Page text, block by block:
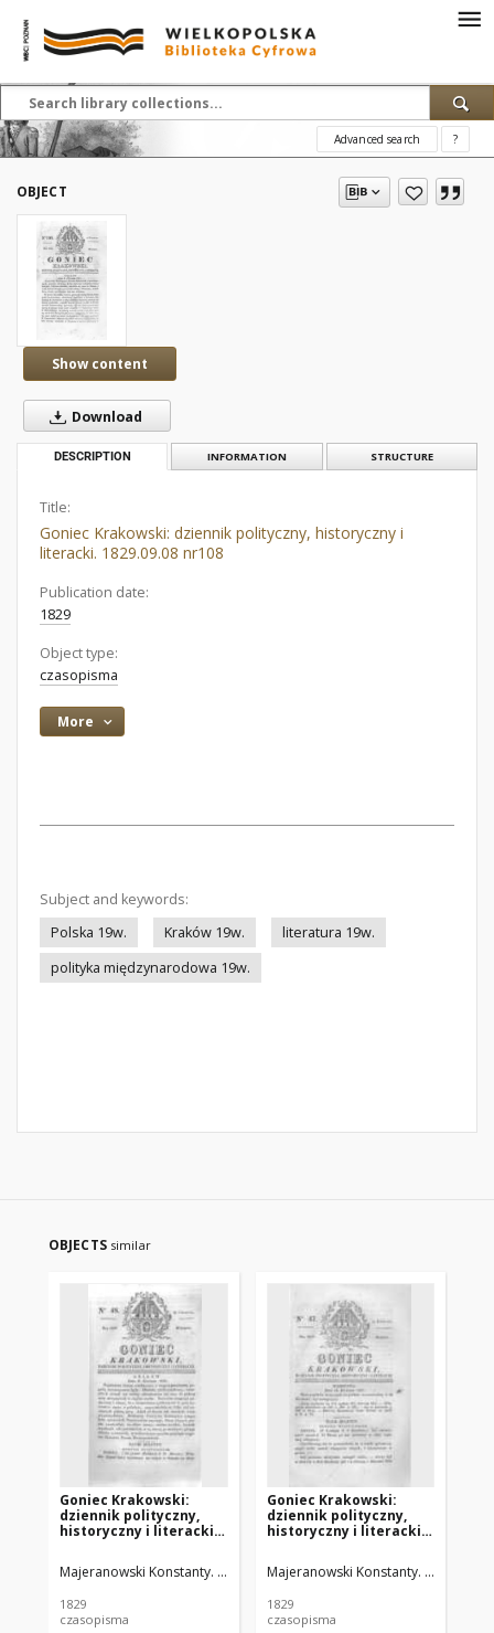
Advanced search ?
OBJECT
Show content
Download
DESCRIPTION INFORMATION STRUCTURE
Title:
Goniec Krakowski: dziennik polityczny, historyczny i
literacki. 1829.09.08 nr108
Publication date:
1829
Object type:
czasopisma
More
Subject and keywords:
Polska 19w.
Kraków 19w.
literatura 19w.
polityka międzynarodowa 19w.
OBJECTS similar
Goniec Krakowski:
dziennik polityczny,
historyczny i literacki.
Majeranowski Konstanty. Red.
1829
czasopisma
Goniec Krakowski:
dziennik polityczny,
historyczny i literacki.
Majeranowski Konstanty. Red.
1829
czasopisma